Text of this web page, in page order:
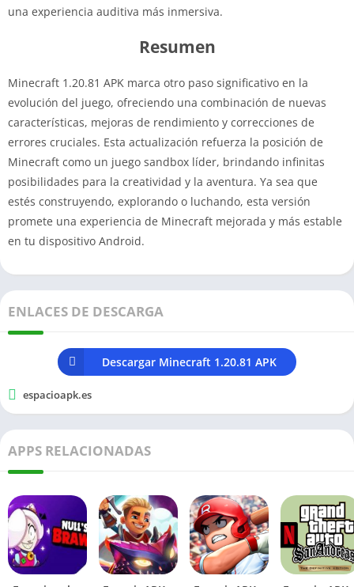
una experiencia auditiva más inmersiva.
Resumen
Minecraft 1.20.81 APK marca otro paso significativo en la
evolución del juego, ofreciendo una combinación de nuevas
características, mejoras de rendimiento y correcciones de
errores cruciales. Esta actualización refuerza la posición de
Minecraft como un juego sandbox líder, brindando infinitas
posibilidades para la creatividad y la aventura. Ya sea que
estés construyendo, explorando o luchando, esta versión
promete una experiencia de Minecraft mejorada y más estable
en tu dispositivo Android.
ENLACES DE DESCARGA
Descargar Minecraft 1.20.81 APK
espacioapk.es
APPS RELACIONADAS